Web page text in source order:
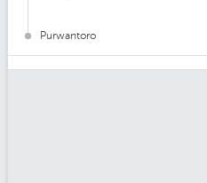
Purwantoro